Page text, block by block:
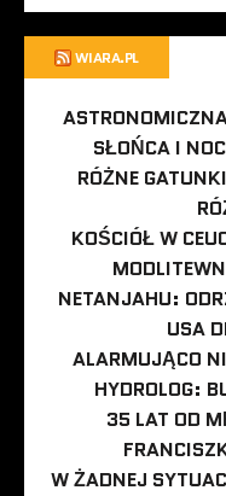
WIARA.PL
SŁOŃCA I
RÓŻNE
KOŚCIÓŁ W
NETANJAHU:
USA
ALARMUJĄCO
HYDROLOG:
35 LAT OD
W ŻADNEJ